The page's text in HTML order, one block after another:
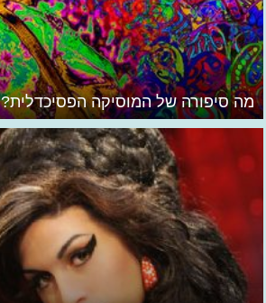
מה סיפורה של המוסיקה הפסיכדלית?